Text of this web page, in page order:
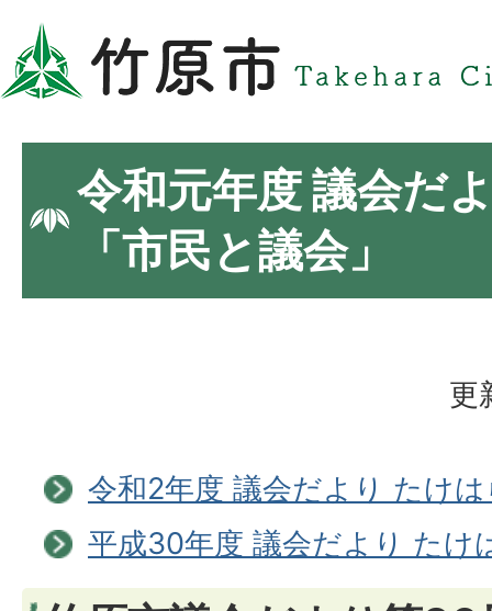
令和元年度 議会だ
「市民と議会」
更
令和2年度 議会だより たけ
平成30年度 議会だより たけ